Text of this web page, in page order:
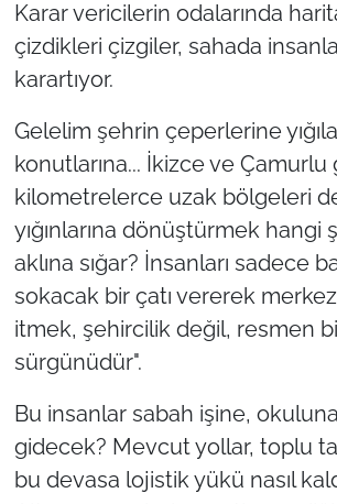
Karar vericilerin odalarında
çizdikleri çizgiler, sahada
karartıyor.
Gelelim şehrin çeperlerine
konutlarına... İkizce ve
kilometrelerce uzak bölgeleri
yığınlarına dönüştürmek hangi
aklına sığar? İnsanları sadece
sokacak bir çatı vererek
itmek, şehircilik değil, resmen
sürgünüdür".
Bu insanlar sabah işine, okuluna
gidecek? Mevcut yollar, toplu
bu devasa lojistik yükü nasıl